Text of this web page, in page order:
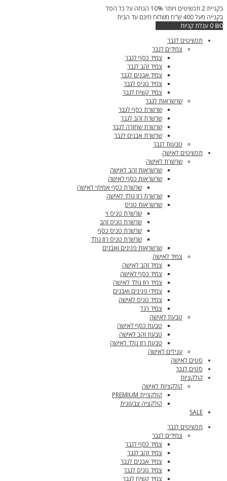
דילוג
לתוכן
בקניית 2 תכשיטים ויותר 10% הנחה על כל הסל
בקנייה מעל 400 ש"ח משלוח חינם עד הבית
₪0
0 עגלת קניות
תכשיטים לגבר
צמידים לגבר
צמיד כסף לגבר
צמיד זהב לגבר
צמיד אבנים לגבר
צמיד טניס לגבר
צמיד קשיח לגבר
שרשראות לגבר
שרשרת כסף לגבר
שרשרת זהב לגבר
שרשרת שחורה לגבר
שרשרת אבנים לגבר
טבעות לגבר
תכשיטים לאישה
שרשרת לאישה
שרשראות זהב לאישה
שרשראות כסף לאישה
שרשרת כסף אמיתי לאישה
שרשרת רוז גולד לאישה
שרשראות טניס
שרשרת טניס וי
שרשרת טניס זהב
שרשרת טניס כסף
שרשרת טניס רוז גולד
שרשראות פנינים ואבנים
צמיד לאישה
צמיד זהב לאישה
צמיד כסף לאישה
צמיד רוז גולד לאישה
צמידי פנינים ואבנים
צמיד טניס לאישה
צמיד רגל
טבעת לאישה
טבעת כסף לאישה
טבעת זהב לאישה
טבעת רוז גולד לאישה
עגילים לאישה
סטים לאישה
סטים לגבר
קולקציות
קולקציות לאישה
קולקציית PREMIUM
קולקציה צבעונית
SALE
תכשיטים לגבר
צמידים לגבר
צמיד כסף לגבר
צמיד זהב לגבר
צמיד אבנים לגבר
צמיד טניס לגבר
צמיד קשיח לגבר